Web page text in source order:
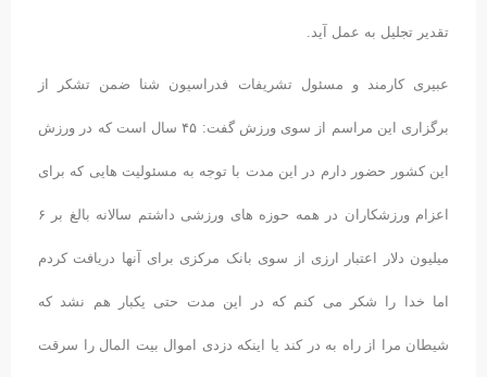
تقدیر تجلیل به عمل آید.
عبیری کارمند و مسئول تشریفات فدراسیون شنا ضمن تشکر از
برگزاری این مراسم از سوی ورزش گفت: ۴۵ سال است که در ورزش
این کشور حضور دارم در این مدت با توجه به مسئولیت هایی که برای
اعزام ورزشکاران در همه حوزه های ورزشی داشتم سالانه بالغ بر ۶
میلیون دلار اعتبار ارزی از سوی بانک مرکزی برای آنها دریافت کردم
اما خدا را شکر می کنم که در این مدت حتی یکبار هم نشد که
شیطان مرا از راه به در کند یا اینکه دزدی اموال بیت المال را سرقت